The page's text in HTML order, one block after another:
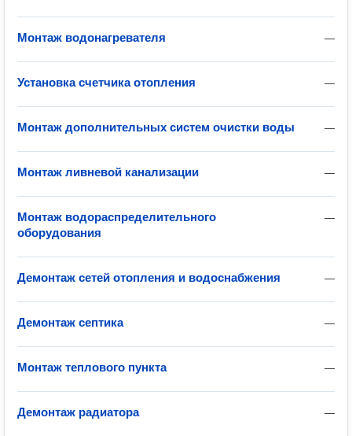
—
Монтаж водонагревателя
—
Установка счетчика отопления
—
Монтаж дополнительных систем очистки воды
—
Монтаж ливневой канализации
—
Монтаж водораспределительного
оборудования
—
Демонтаж сетей отопления и водоснабжения
—
Демонтаж септика
—
Монтаж теплового пункта
—
Демонтаж радиатора